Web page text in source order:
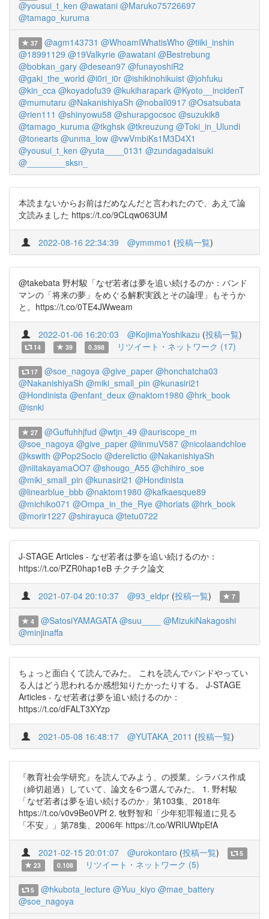
@yousui_t_ken @awatani @Maruko75726697
@tamago_kuruma
37 @agm143731 @WhoamIWhatisWho @tiiki_inshin
@18991129 @19Valkyrie @awatani @Bestrebung
@bobkan_gary @desean97 @funayoshiR2
@gaki_the_world @i0ri_i0r @ishikinohikuist @johfuku
@kin_cca @koyadofu39 @kukiharapark @Kyoto__incidenT
@mumutaru @NakanishiyaSh @noball0917 @Osatsubata
@rien111 @shinyowu58 @shurapgocsoc @suzukik8
@tamago_kuruma @tkghsk @tkreuzung @Toki_in_Ulundi
@tonearts @unma_low @vwVmbiKs1M3D4X1
@yousui_t_ken @yuta____0131 @zundagadaisuki
@________sksn_
本読まないからお前はだめなんだと言われたので、あえて論
文読みました https://t.co/9CLqw063UM
2022-08-16 22:34:39 @ymmmo1 (投稿一覧)
@takebata 野村駿「なぜ若者は夢を追い続けるのか：バンド
マンの「将来の夢」をめぐる解釈実践とその論理」もそうか
と。https://t.co/0TE4JWweam
2022-01-06 16:20:03 @KojimaYoshikazu (投稿一覧)
14 39 0.398 リツイート・ネットワーク (17)
17 @soe_nagoya @give_paper @honchatcha03
@NakanishiyaSh @miki_small_pin @kunasiri21
@Hondinista @enfant_deux @naktom1980 @hrk_book
@isnki
27 @Guffuhhjfud @wtjn_49 @auriscope_m
@soe_nagoya @give_paper @linmuV587 @nicolaandchloe
@kswith @Pop2Socio @derelictio @NakanishiyaSh
@niitakayamaOO7 @shougo_A55 @chihiro_soe
@miki_small_pin @kunasiri21 @Hondinista
@linearblue_bbb @naktom1980 @kafkaesque89
@michiko071 @Ompa_in_the_Rye @horiats @hrk_book
@morir1227 @shirayuca @tetu0722
J-STAGE Articles - なぜ若者は夢を追い続けるのか：
https://t.co/PZR0hap1eB チクチク論文
2021-07-04 20:10:37 @93_eldpr (投稿一覧) 7
4 @SatosiYAMAGATA @suu____
@MizukiNakagoshi
@minjinaffa
ちょっと面白くて読んでみた。 これを読んでバンドやってい
る人はどう思われるか感想知りたかったりする。 J-STAGE
Articles - なぜ若者は夢を追い続けるのか：
https://t.co/dFALT3XYzp
2021-05-08 16:48:17 @YUTAKA_2011 (投稿一覧)
『教育社会学研究』を読んでみよう、の授業。シラバス作成
（締切超過）していて、論文を6つ選んでみた。 1. 野村駿
「なぜ若者は夢を追い続けるのか」第103集、2018年
https://t.co/v0v9Be0VPf 2. 牧野智和「少年犯罪報道に見る
「不安」」第78集、2006年 https://t.co/WRIUWtpEfA
2021-02-15 20:01:07 @urokontaro (投稿一覧)
5
23
0.108 リツイート・ネットワーク (5)
5 @hkubota_lecture @Yuu_kiyo @mae_battery
@soe_nagoya